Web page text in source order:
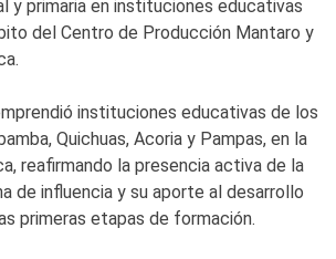
y primaria en instituciones educativas
del Centro de Producción Mantaro y
instituciones educativas de los
Quichuas, Acoria y Pampas, en la
reafirmando la presencia activa de la
de influencia y su aporte al desarrollo
primeras etapas de formación.